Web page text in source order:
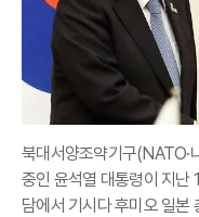
북대서양조약기구(NATO·
중인 윤석열 대통령이 지난
담에서 기시다 후미오 일